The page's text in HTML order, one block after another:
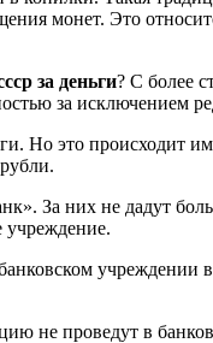
монет. Это
за деньги? С более
за исключением
Но это происходит
За них не дадут
учреждение.
учреждении
проведут в